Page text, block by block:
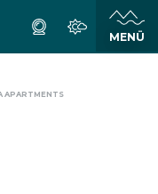
APARTMENTS